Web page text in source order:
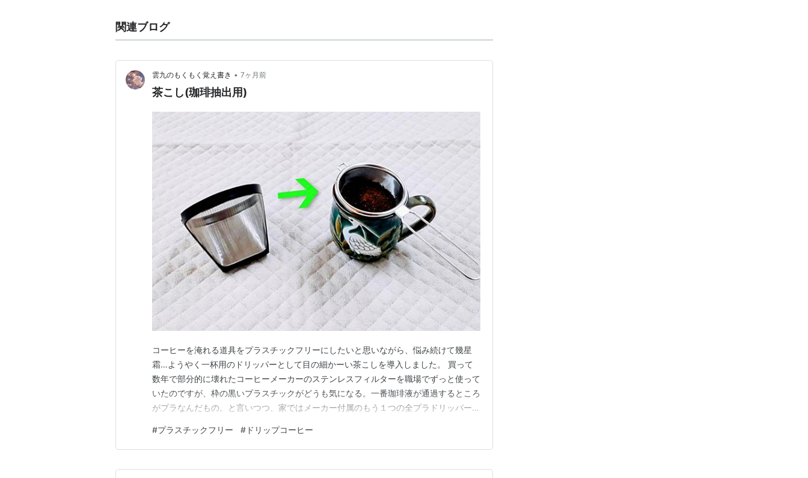
関連ブログ
雲九のもくもく覚え書き • 7ヶ月前
茶こし(珈琲抽出用)
コーヒーを淹れる道具をプラスチックフリーにしたいと思いながら、悩み続けて幾星
霜…ようやく一杯用のドリッパーとして目の細かーい茶こしを導入しました。 買って
数年で部分的に壊れたコーヒーメーカーのステンレスフィルターを職場でずっと使って
いたのですが、枠の黒いプラスチックがどうも気になる。一番珈琲液が通過するところ
がプラなんだもの。と言いつつ、家ではメーカー付属のもう１つの全プラドリッパーを
でと同じコーヒーの粉でまず淹れてみましたが、底にたまる微粉は前のフィルターより
も少ないくらいでした。 考えてみれば、家族がその微粉を…
#プラスチックフリー # ドリップコーヒー